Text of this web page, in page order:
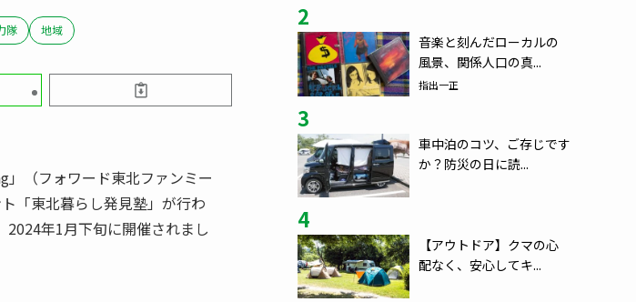
隊 地域
（フォワード東北ファンミー
「東北暮らし発見塾」が行わ
年1月下旬に開催されまし
2
音楽と刻んだローカルの
風景、関係人口の真...
指出一正
3
車中泊のコツ、ご存じです
か？防災の日に読...
4
【アウトドア】クマの心
配なく、安心してキ...